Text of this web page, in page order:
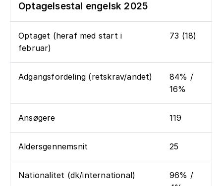
Optagelsestal engelsk 2025
Optaget (heraf med start i
februar)
73 (18)
Adgangsfordeling (retskrav/andet)
84% /
16%
Ansøgere 119
Aldersgennemsnit 25
Nationalitet (dk/international)
96% /